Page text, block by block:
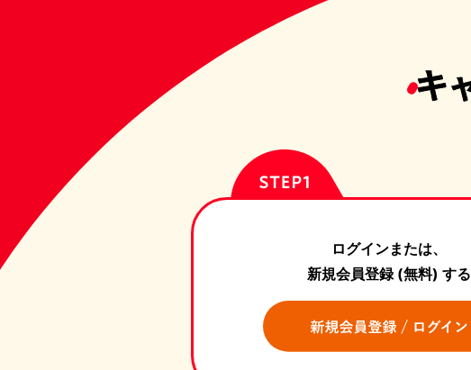
ログインまたは、
新規会員登録 (無料) する